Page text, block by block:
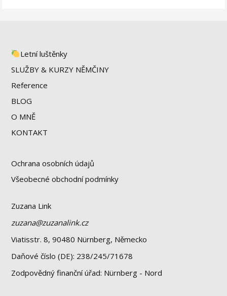
Letní luštěnky
SLUŽBY & KURZY NĚMČINY
Reference
BLOG
O MNĚ
KONTAKT
Ochrana osobních údajů
Všeobecné obchodní podmínky
Zuzana Link
zuzana@zuzanalink.cz
Viatisstr. 8, 90480 Nürnberg, Německo
Daňové číslo (DE): 238/245/71678
Zodpovědný finanční úřad: Nürnberg - Nord